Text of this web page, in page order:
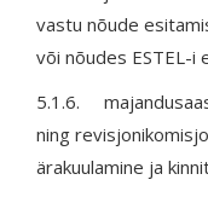
vastu nõude
või nõudes ESTEL-i
5.1.6.
ning
ärakuulamine ja